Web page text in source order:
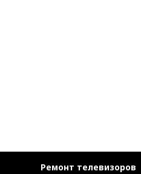
Ремонт телевизоров